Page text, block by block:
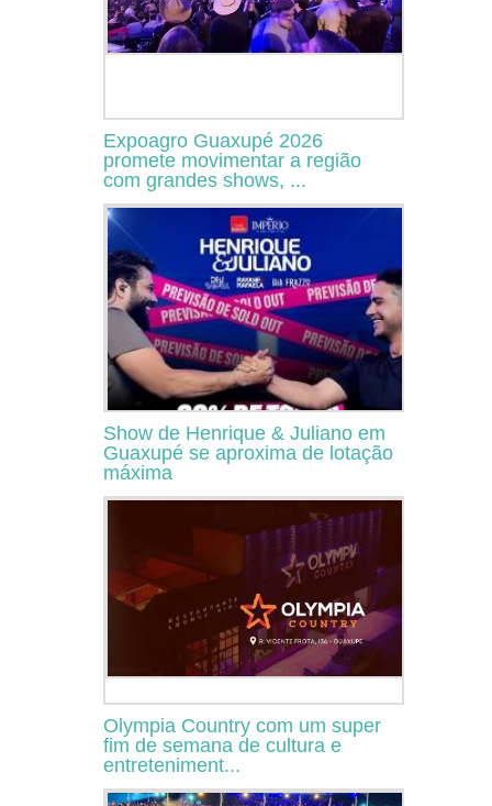
Expoagro Guaxupé 2026
promete movimentar a região
com grandes shows, ...
Show de Henrique & Juliano em
Guaxupé se aproxima de lotação
máxima
Olympia Country com um super
fim de semana de cultura e
entreteniment...